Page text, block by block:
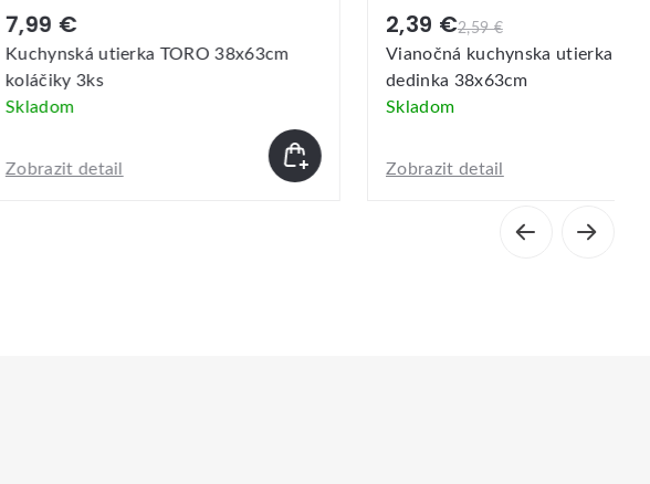
7,99 €
Kuchynská utierka TORO 38x63cm
koláčiky 3ks
Skladom
Zobrazit detail
2,59 €
2,39 €
Vianočná kuchynska utierka
dedinka 38x63cm
Skladom
Zobrazit detail